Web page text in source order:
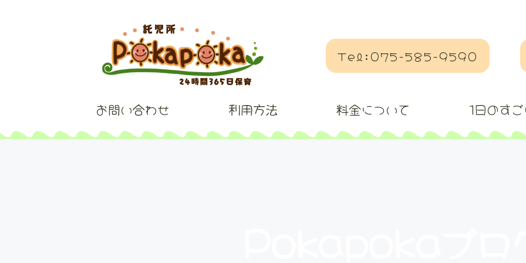
Tel:075-585-9590
お問い合わせ 利用方法 料金について 1日のす